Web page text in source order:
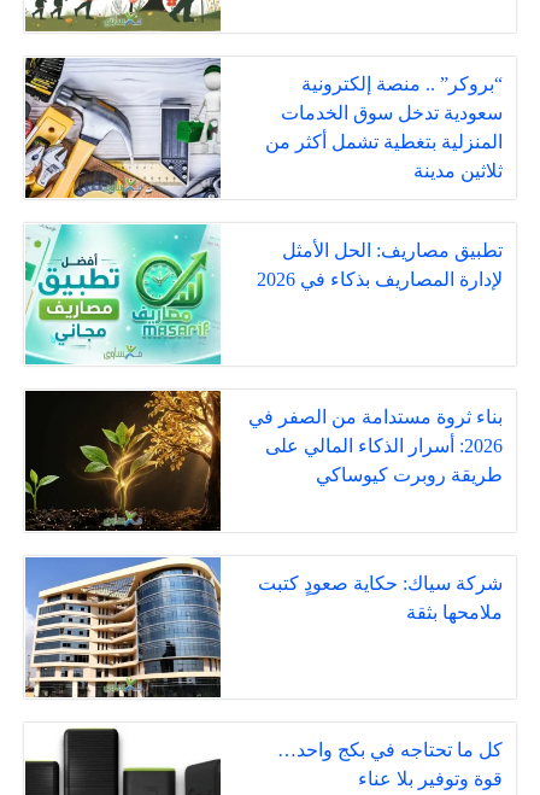
“بروكر” .. منصة إلكترونية
سعودية تدخل سوق الخدمات
المنزلية بتغطية تشمل أكثر من
ثلاثين مدينة
تطبيق مصاريف: الحل الأمثل
لإدارة المصاريف بذكاء في 2026
بناء ثروة مستدامة من الصفر في
2026: أسرار الذكاء المالي على
طريقة روبرت كيوساكي
شركة سياك: حكاية صعودٍ كتبت
ملامحها بثقة
كل ما تحتاجه في بكج واحد…
قوة وتوفير بلا عناء